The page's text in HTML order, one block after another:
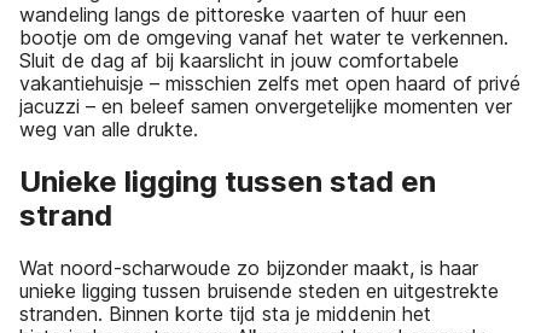
wandeling langs de pittoreske vaarten of huur een
bootje om de omgeving vanaf het water te verkennen.
Sluit de dag af bij kaarslicht in jouw comfortabele
vakantiehuisje – misschien zelfs met open haard of privé
jacuzzi – en beleef samen onvergetelijke momenten ver
weg van alle drukte.
Unieke ligging tussen stad en
strand
Wat noord-scharwoude zo bijzonder maakt, is haar
unieke ligging tussen bruisende steden en uitgestrekte
stranden. Binnen korte tijd sta je middenin het